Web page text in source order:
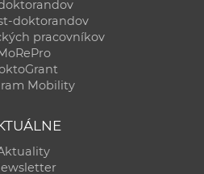
doktorandov
pracovníkov
Mobility